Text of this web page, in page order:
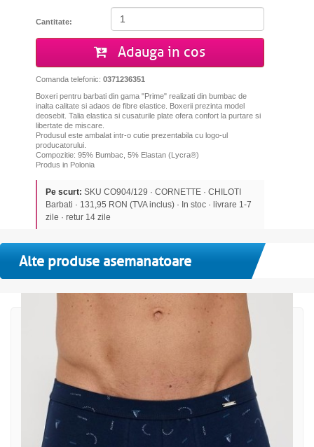
Cantitate:
Adauga in cos
Comanda telefonic: 0371236351
Boxeri pentru barbati din gama "Prime" realizati din bumbac de
inalta calitate si adaos de fibre elastice. Boxerii prezinta model
deosebit. Talia elastica si cusaturile plate ofera confort la purtare si
libertate de miscare.
Produsul este ambalat intr-o cutie prezentabila cu logo-ul
producatorului.
Compozitie: 95% Bumbac, 5% Elastan (Lycra®)
Produs in Polonia
Pe scurt: SKU CO904/129 · CORNETTE · CHILOTI
Barbati · 131,95 RON (TVA inclus) · In stoc · livrare 1-7
zile · retur 14 zile
Alte produse asemanatoare